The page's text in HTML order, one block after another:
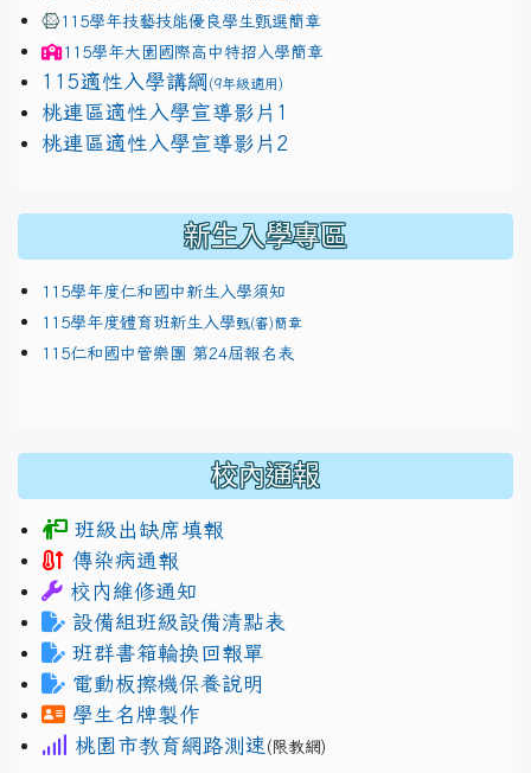
115學年技藝技能優良學生甄選簡章
115學年大園國際高中特招入學簡章
115適性入學講綱 (9年級適用)
link to https://docs.google.com/presentation/d/
桃連區適性入學宣導影片1
link to https://docs.google.com/presentation/d/
桃連區適性入學宣導影片2
新生入學專區
115學年度仁和國中新生入學須知
115學年度體育班新生入學甄(審)簡章
115仁和國中管樂團 第24屆報名表
校內通報
班級出缺席填報
傳染病通報
校內維修通知
設備組班級設備清點表
班群書箱輪換回報單
電動板擦機保養說明
學生名牌製作
桃園市教育網路測速 (限教網)